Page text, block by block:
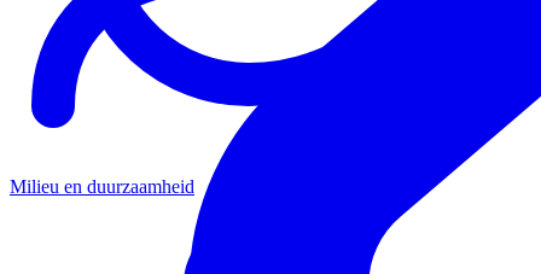
Milieu en duurzaamheid